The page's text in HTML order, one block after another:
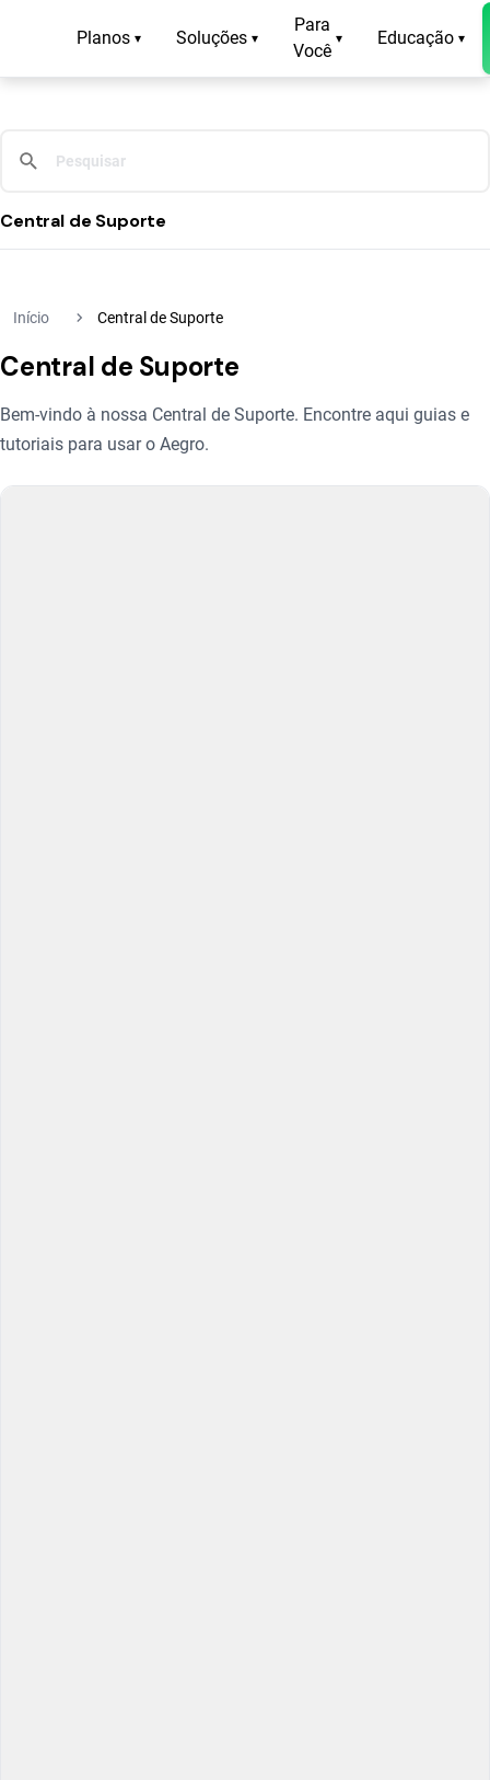
Planos ▾ Soluções ▾
Para
Você
▾ Educação ▾
Central de Suporte
Início navigate_next Central de Suporte
Central de Suporte
Bem-vindo à nossa Central de Suporte. Encontre aqui guias e
tutoriais para usar o Aegro.